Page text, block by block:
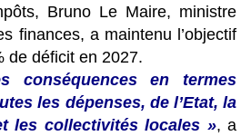
Bruno Le Maire, ministre
finances, a maintenu l’objectif
de déficit en 2027.
en termes
les dépenses, de l’Etat, la
les collectivités locales », a